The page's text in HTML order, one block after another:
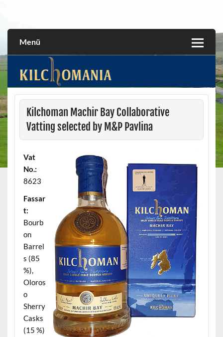
Menü
Kilchoman Machir Bay Collaborative
Vatting selected by M&P Pavlina
Vat
No.:
8623
Fassar
t:
Bourb
on
Barrel
s (85
%),
Oloros
o
Sherry
Casks
(15 %)